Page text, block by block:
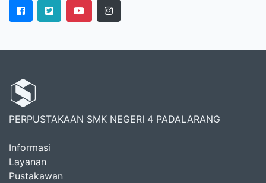
PERPUSTAKAAN SMK NEGERI 4 PADALARANG
Informasi
Layanan
Pustakawan